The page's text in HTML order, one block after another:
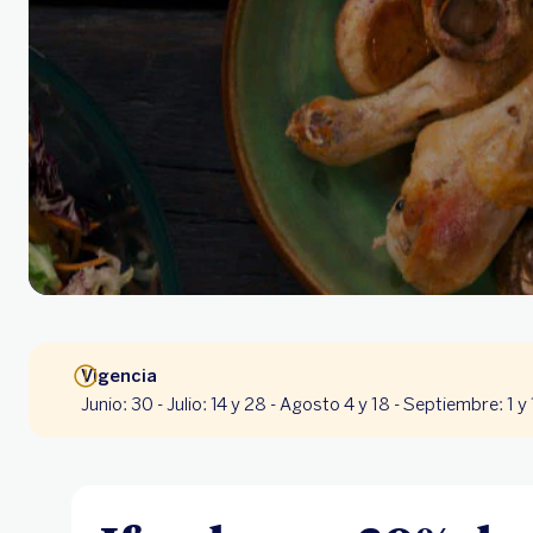
Vigencia
Junio: 30 - Julio: 14 y 28 - Agosto 4 y 18 - Septiembre: 1 y